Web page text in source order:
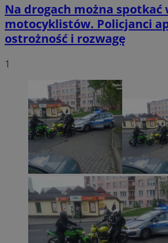
Na drogach można spotkać
motocyklistów. Policjanci
ostrożność i rozwagę
1